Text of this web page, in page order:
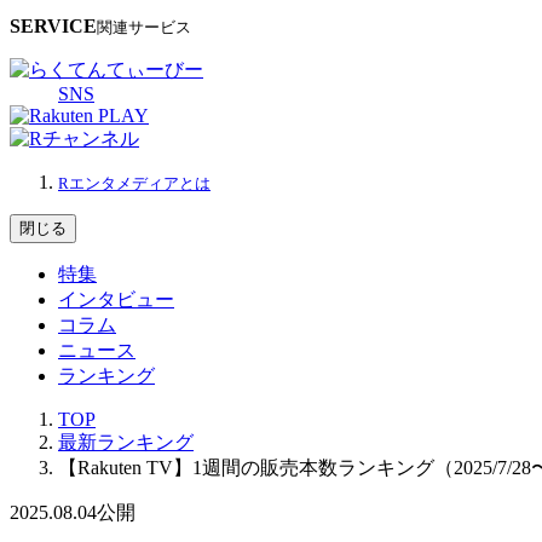
SERVICE関連サービス
SNS
Rエンタメディアとは
閉じる
特集
インタビュー
コラム
ニュース
ランキング
TOP
最新ランキング
【Rakuten TV】1週間の販売本数ランキング（2025/7/28
2025.08.04公開